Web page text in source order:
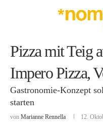
Pizza mit Teig
Impero Pizza,
Gastronomie-Konzept
starten
von Marianne Rennella 12.